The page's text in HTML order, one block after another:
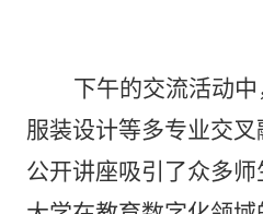
下午的交流活动
服装设计等多专业交
公开讲座吸引了众多